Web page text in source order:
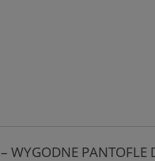
WYGODNE